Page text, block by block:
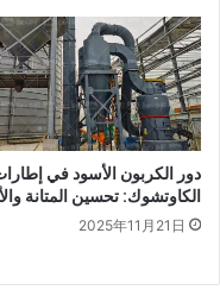
دور الكربون الأسود في
الكاوتشوك: تحسين المتانة
2025年11月21日